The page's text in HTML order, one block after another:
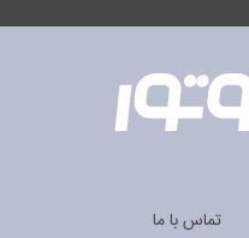
تماس با ما